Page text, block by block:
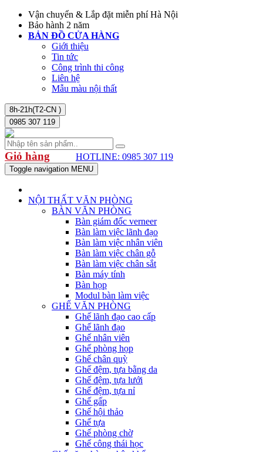
Vận chuyển & Lắp đặt miễn phí Hà Nội
Bảo hành 2 năm
BẢN ĐỒ CỬA HÀNG
Giới thiệu
Tin tức
Công trình thi công
Liên hệ
Mẫu màu nội thất
8h-21h(T2-CN )
0985 307 119
Giỏ hàng HOTLINE: 0985 307 119
Toggle navigation MENU
NỘI THẤT VĂN PHÒNG
BÀN VĂN PHÒNG
Bàn giám đốc verneer
Bàn làm việc lãnh đạo
Bàn làm việc nhân viên
Bàn làm việc chân gỗ
Bàn làm việc chân sắt
Bàn máy tính
Bàn họp
Modul bàn làm việc
GHẾ VĂN PHÒNG
Ghế lãnh đạo cao cấp
Ghế lãnh đạo
Ghế nhân viên
Ghế phòng họp
Ghế chân quỳ
Ghế đệm, tựa bằng da
Ghế đệm, tựa lưới
Ghế đệm, tựa nỉ
Ghế gấp
Ghế hội thảo
Ghế tựa
Ghế phòng chờ
Ghế công thái học